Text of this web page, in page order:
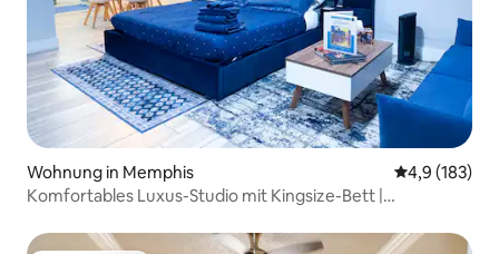
Wohnung in Memphis
4,9 (183)
Komfortables Luxus-Studio mit Kingsize-Bett |